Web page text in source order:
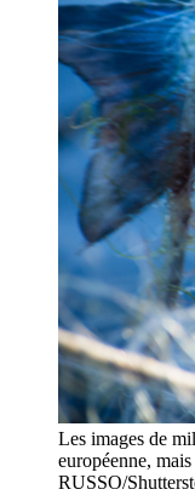
Les images de
européenne,
RUSSO/